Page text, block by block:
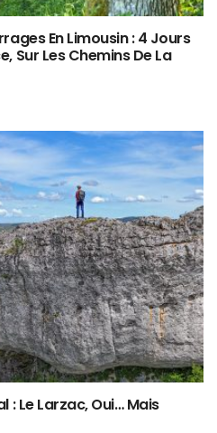
En Limousin : 4 Jours
Sur Les Chemins De La
: Le Larzac, Oui… Mais